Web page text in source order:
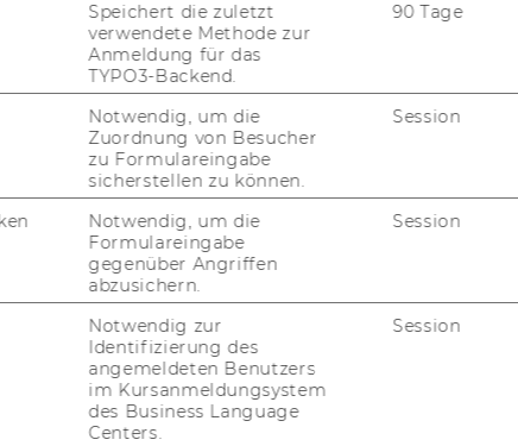
Speichert die zuletzt
verwendete Methode zur
Anmeldung für das
TYPO3-Backend.
90 Tage
Notwendig, um die
Zuordnung von Besucher
zu Formulareingabe
sicherstellen zu können.
Session
Notwendig, um die
Formulareingabe
gegenüber Angriffen
abzusichern.
Session
Notwendig zur
Identifizierung des
angemeldeten Benutzers
im Kursanmeldungsystem
des Business Language
Centers.
Session